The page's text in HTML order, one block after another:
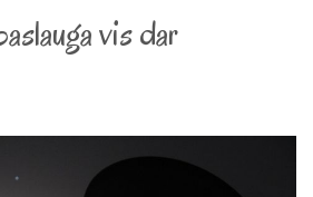
vis dar